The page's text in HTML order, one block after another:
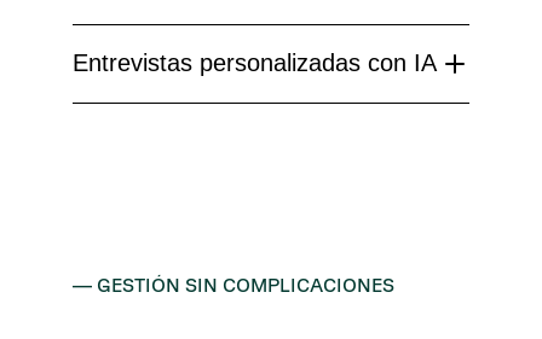
Entrevistas personalizadas con IA
— GESTIÓN SIN COMPLICACIONES